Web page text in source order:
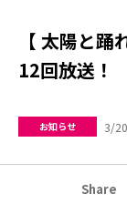
【 太陽と
12回放送！
お知らせ 3/
Share